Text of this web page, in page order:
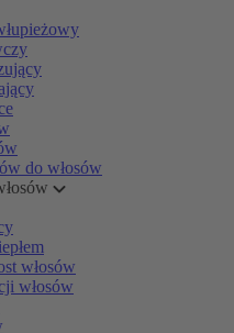
do włosów
włosów
włosów